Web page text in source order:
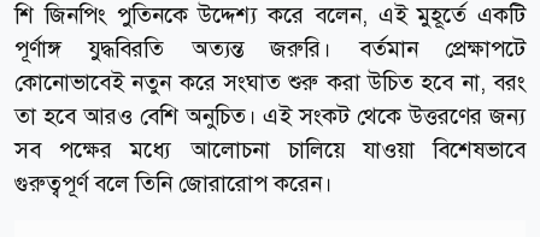
শি জিনপিং পুতিনকে উদ্দেশ্য করে বলেন, এই মুহূর্তে একটি
পূর্ণাঙ্গ যুদ্ধবিরতি অত্যন্ত জরুরি। বর্তমান প্রেক্ষাপটে
কোনোভাবেই নতুন করে সংঘাত শুরু করা উচিত হবে না, বরং
তা হবে আরও বেশি অনুচিত। এই সংকট থেকে উত্তরণের জন্য
সব পক্ষের মধ্যে আলোচনা চালিয়ে যাওয়া বিশেষভাবে
গুরুত্বপূর্ণ বলে তিনি জোরারোপ করেন।